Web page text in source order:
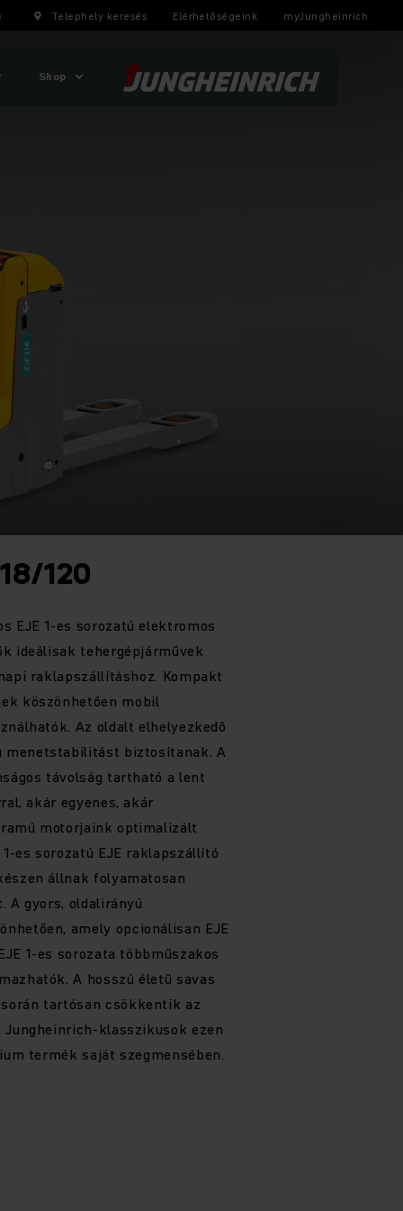
Telephely keresés Elérhetőségeink myJungheinrich
Shop
120
EJE 1-es sorozatú elektromos
ideálisak tehergépjárművek
raklapszállításhoz. Kompakt
köszönhetően mobil
Az oldalt elhelyezkedő
menetstabilitást biztosítanak. A
távolság tartható a lent
akár egyenes, akár
motorjaink optimalizált
es sorozatú EJE raklapszállító
állnak folyamatosan
A gyors, oldalirányú
amely opcionálisan EJE
1-es sorozata többműszakos
A hosszú életű savas
tartósan csökkentik az
klasszikusok ezen
termék saját szegmensében.